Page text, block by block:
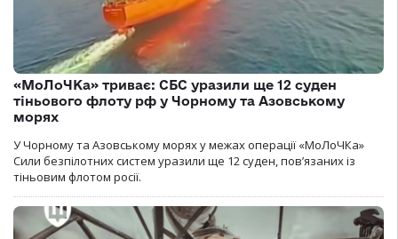
«МоЛоЧКа» триває: СБС уразили ще 12 суден
тіньового флоту рф у Чорному та Азовському
морях
У Чорному та Азовському морях у межах операції «МоЛоЧКа»
Сили безпілотних систем уразили ще 12 суден, пов’язаних із
тіньовим флотом росії.